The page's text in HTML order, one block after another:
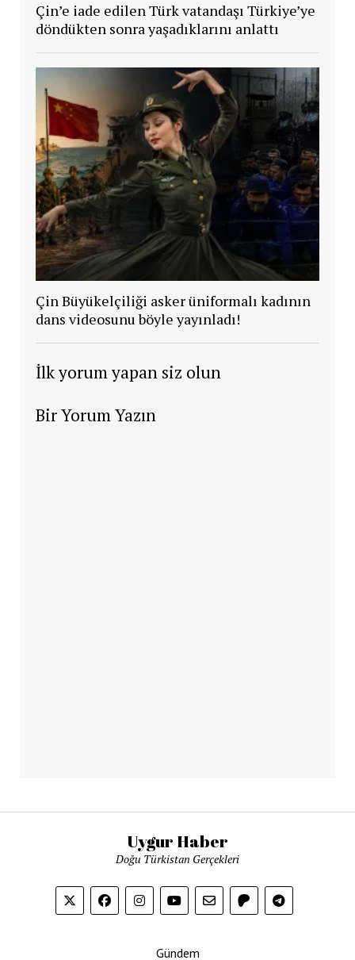
Çin’e iade edilen Türk vatandaşı Türkiye’ye
döndükten sonra yaşadıklarını anlattı
Çin Büyükelçiliği asker üniformalı kadının
dans videosunu böyle yayınladı!
İlk yorum yapan siz olun
Bir Yorum Yazın
Uygur Haber
Doğu Türkistan Gerçekleri
Gündem